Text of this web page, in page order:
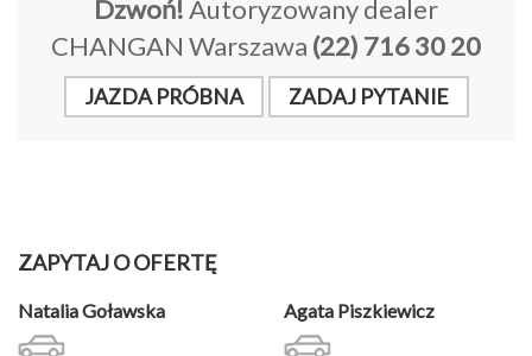
Dzwoń!Autoryzowany dealer
CHANGAN Warszawa (22) 716 30 20
JAZDA PRÓBNA ZADAJ PYTANIE
ZAPYTAJ O OFERTĘ
Natalia Goławska Agata Piszkiewicz